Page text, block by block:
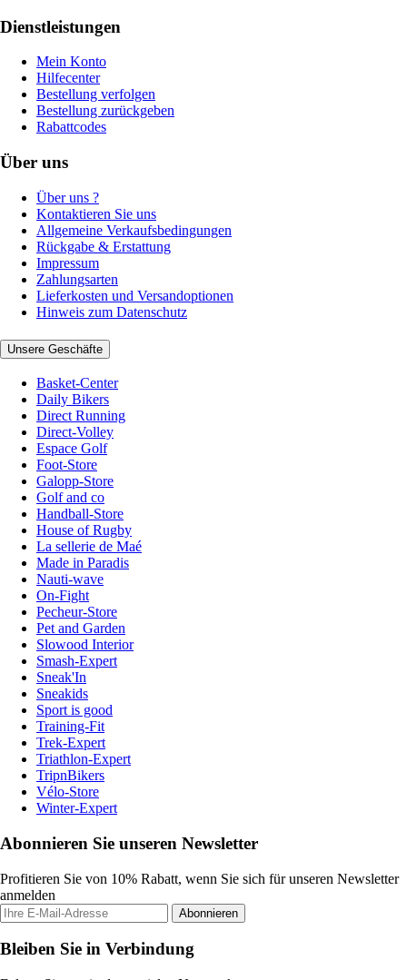
Dienstleistungen
Mein Konto
Hilfecenter
Bestellung verfolgen
Bestellung zurückgeben
Rabattcodes
Über uns
Über uns ?
Kontaktieren Sie uns
Allgemeine Verkaufsbedingungen
Rückgabe & Erstattung
Impressum
Zahlungsarten
Lieferkosten und Versandoptionen
Hinweis zum Datenschutz
Unsere Geschäfte
Basket-Center
Daily Bikers
Direct Running
Direct-Volley
Espace Golf
Foot-Store
Galopp-Store
Golf and co
Handball-Store
House of Rugby
La sellerie de Maé
Made in Paradis
Nauti-wave
On-Fight
Pecheur-Store
Pet and Garden
Slowood Interior
Smash-Expert
Sneak'In
Sneakids
Sport is good
Training-Fit
Trek-Expert
Triathlon-Expert
TripnBikers
Vélo-Store
Winter-Expert
Abonnieren Sie unseren Newsletter
Profitieren Sie von 10% Rabatt, wenn Sie sich für unseren Newsletter
anmelden
Abonnieren
Bleiben Sie in Verbindung